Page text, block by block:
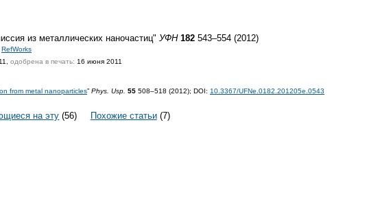
из металлических наночастиц" УФН 182 543–554 (2012)
RefWorks
одобрена в печать: 16 июня 2011
from metal nanoparticles” Phys. Usp. 55 508–518 (2012); DOI: 10.3367/UFNe.0182.201205e.0543
на эту (56) Похожие статьи(7)